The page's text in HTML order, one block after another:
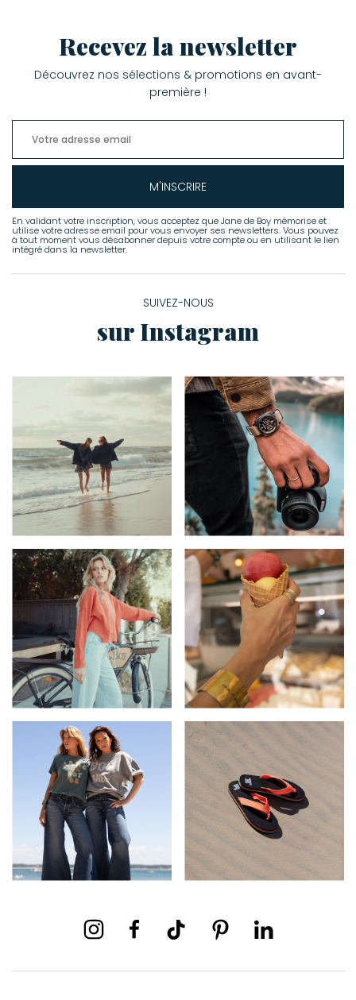
Recevez la newsletter
Découvrez nos sélections & promotions en avant-
première !
M'INSCRIRE
En validant votre inscription, vous acceptez que Jane de Boy mémorise et
utilise votre adresse email pour vous envoyer ses newsletters. Vous pouvez
à tout moment vous désabonner depuis votre compte ou en utilisant le lien
intégré dans la newsletter.
SUIVEZ-NOUS
sur Instagram